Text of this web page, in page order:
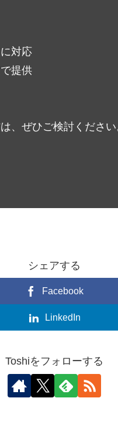
対応
提供
、ぜひご検討ください
シェアする
Facebook
LinkedIn
Toshiをフォローする